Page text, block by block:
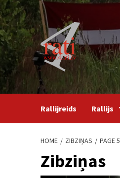
Skip
to
content
Rallijreids Rallijs
HOME ZIBZIŅAS PAGE 5
Zibziņas